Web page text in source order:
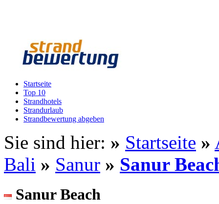
Startseite
Top 10
Strandhotels
Strandurlaub
Strandbewertung abgeben
Sie sind hier: » Startseite »
Bali » Sanur » Sanur
Sanur Beach